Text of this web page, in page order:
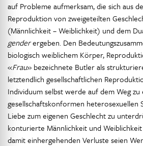
auf Probleme aufmerksam, die sich aus
Reproduktion von zweigeteilten
(Männlichkeit – Weiblichkeit) und dem
genderergeben. Den
biologisch weiblichem Körper,
«Frau» bezeichnete Butler als
letztendlich gesellschaftlichen
Individuum selbst werde auf dem Weg zu
gesellschaftskonformen heterosexuellen
Liebe zum eigenen Geschlecht zu
konturierte Männlichkeit und
damit einhergehenden Verluste seien